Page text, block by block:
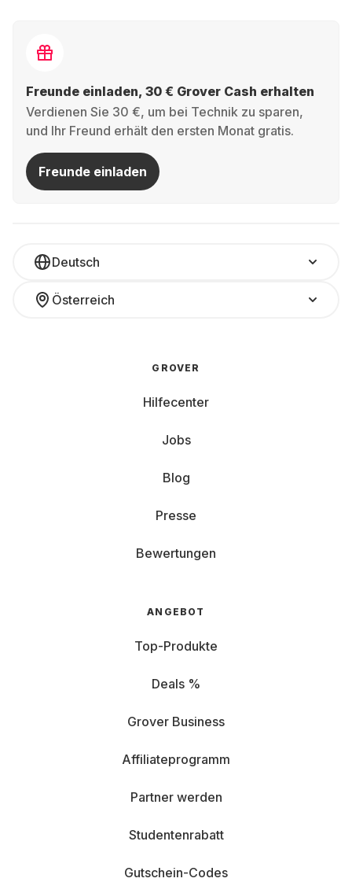
Freunde einladen, 30 € Grover Cash erhalten
Verdienen Sie 30 €, um bei Technik zu sparen,
und Ihr Freund erhält den ersten Monat gratis.
Freunde einladen
Deutsch
Österreich
GROVER
Hilfecenter
Jobs
Blog
Presse
Bewertungen
ANGEBOT
Top-Produkte
Deals %
Grover Business
Affiliateprogramm
Partner werden
Studentenrabatt
Gutschein-Codes